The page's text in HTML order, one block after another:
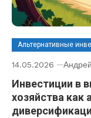
Альтернативные
14.05.2026 Андрей
Инвестиции в
хозяйства как